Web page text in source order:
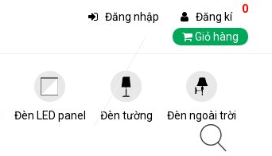
Đăng nhập
Đăng kí
Giỏ hàng
0
Đèn LED panel Đèn tường Đèn ngoài trời